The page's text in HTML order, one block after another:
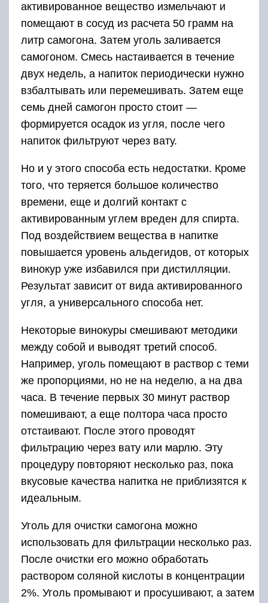
активированное вещество измельчают и
помещают в сосуд из расчета 50 грамм на
литр самогона. Затем уголь заливается
самогоном. Смесь настаивается в течение
двух недель, а напиток периодически нужно
взбалтывать или перемешивать. Затем еще
семь дней самогон просто стоит —
формируется осадок из угля, после чего
напиток фильтруют через вату.
Но и у этого способа есть недостатки. Кроме
того, что теряется большое количество
времени, еще и долгий контакт с
активированным углем вреден для спирта.
Под воздействием вещества в напитке
повышается уровень альдегидов, от которых
винокур уже избавился при дистилляции.
Результат зависит от вида активированного
угля, а универсального способа нет.
Некоторые винокуры смешивают методики
между собой и выводят третий способ.
Например, уголь помещают в раствор с теми
же пропорциями, но не на неделю, а на два
часа. В течение первых 30 минут раствор
помешивают, а еще полтора часа просто
отстаивают. После этого проводят
фильтрацию через вату или марлю. Эту
процедуру повторяют несколько раз, пока
вкусовые качества напитка не приблизятся к
идеальным.
Уголь для очистки самогона можно
использовать для фильтрации несколько раз.
После очистки его можно обработать
раствором соляной кислоты в концентрации
2%. Уголь промывают и просушивают, а затем